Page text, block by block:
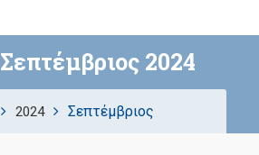
Σεπτέμβριος 2024
2024 Σεπτέμβριος